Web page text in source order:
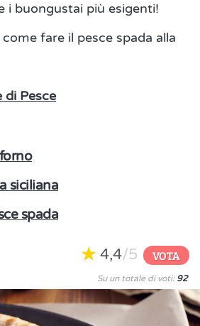
i buongustai più esigenti!
fare il pesce spada alla
di Pesce
siciliana
spada
4,4/5 VOTA
Su un totale di voti: 92